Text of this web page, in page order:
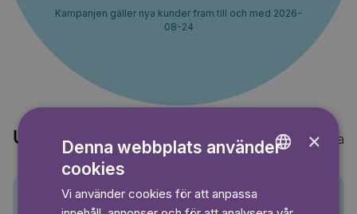
Kampanjen gäller nya kunder fram till och med 2026-
08-24
Upptäck också Visa alla
×
Denna webbplats använder
cookies
Vi använder cookies för att anpassa